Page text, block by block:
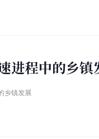
进程中的乡镇
乡镇发展